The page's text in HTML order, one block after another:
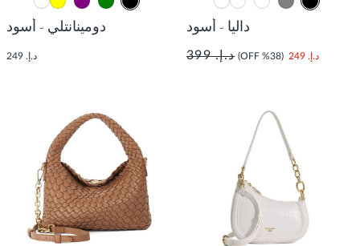
داليا - أسود
د.إ. 249 (38% OFF) د.إ. 399
دومينانتلي - أسود
د.إ. 249